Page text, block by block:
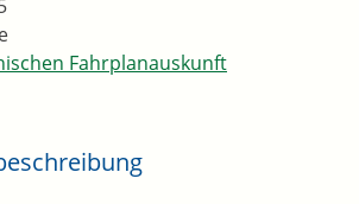
Fahrplanauskunft